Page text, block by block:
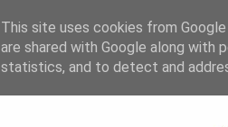
This site uses cookies from
are shared with Google along with
statistics, and to detect and